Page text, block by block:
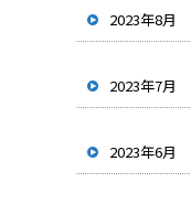
2023年8月
2023年7月
2023年6月